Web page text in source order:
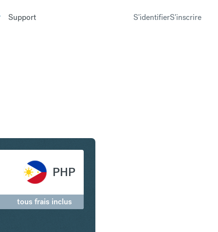
Support S'identifierS'inscrire
PHP
tous frais inclus